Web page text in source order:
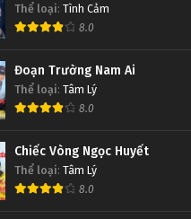
Thể loại: Tình Cảm
8.0
Đoạn Trường Nam Ai
Thể loại: Tâm Lý
8.0
Chiếc Vòng Ngọc Huyết
Thể loại: Tâm Lý
8.0